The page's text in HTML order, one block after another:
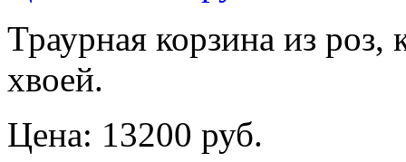
Траурная корзина из роз,
хвоей.
Цена: 13200 руб.